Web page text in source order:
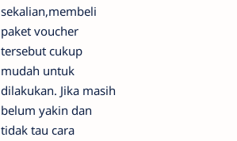
sekalian,membeli
paket voucher
tersebut cukup
mudah untuk
dilakukan. Jika masih
belum yakin dan
tidak tau cara